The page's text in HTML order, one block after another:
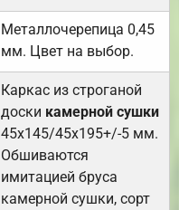
Металлочерепица 0,45
мм. Цвет на выбор.
Каркас из строганой
доски камерной сушки
45х145/45х195+/-5 мм.
Обшиваются
имитацией бруса
камерной сушки, сорт